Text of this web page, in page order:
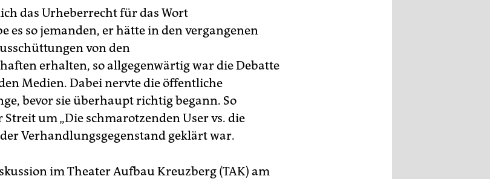
das Urheberrecht für das Wort
es so jemanden, er hätte in den vergangenen
von den
erhalten, so allgegenwärtig war die Debatte
Medien. Dabei nervte die öffentliche
bevor sie überhaupt richtig begann. So
um „Die schmarotzenden User vs. die
der Verhandlungsgegenstand geklärt war.
im Theater Aufbau Kreuzberg (TAK) am